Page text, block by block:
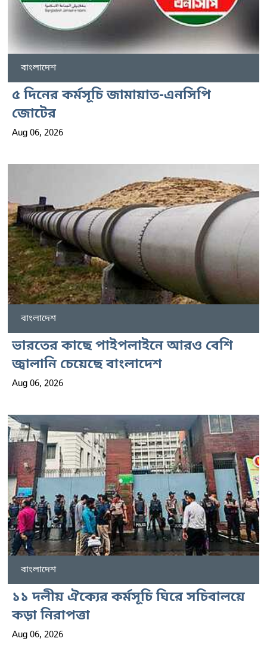
বাংলাদেশ
৫ দিনের কর্মসূচি জামায়াত-এনসিপি
জোটের
Aug 06, 2026
বাংলাদেশ
ভারতের কাছে পাইপলাইনে আরও বেশি
জ্বালানি চেয়েছে বাংলাদেশ
Aug 06, 2026
বাংলাদেশ
১১ দলীয় ঐক্যের কর্মসূচি ঘিরে সচিবালয়ে
কড়া নিরাপত্তা
Aug 06, 2026